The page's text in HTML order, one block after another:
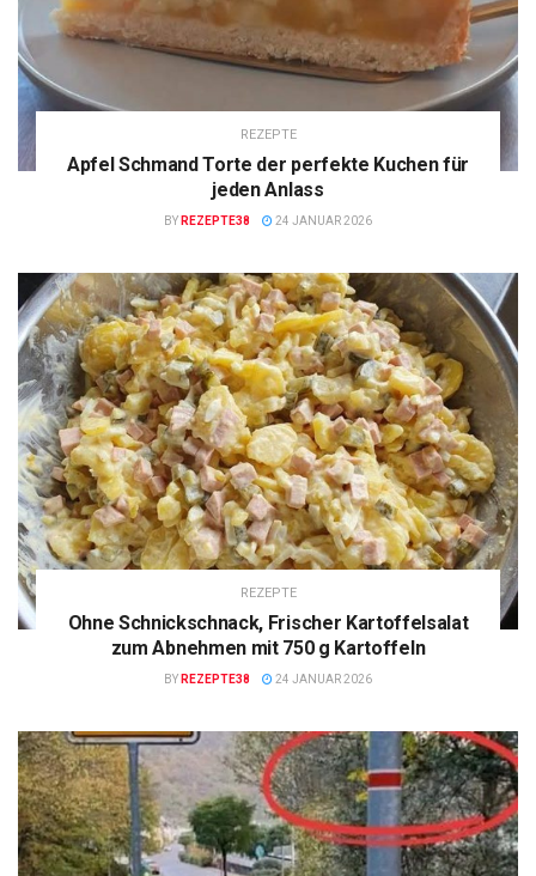
REZEPTE
Apfel Schmand Torte der perfekte Kuchen für
jeden Anlass
BY REZEPTE38 24 JANUAR 2026
REZEPTE
Ohne Schnickschnack, Frischer Kartoffelsalat
zum Abnehmen mit 750 g Kartoffeln
BY REZEPTE38 24 JANUAR 2026